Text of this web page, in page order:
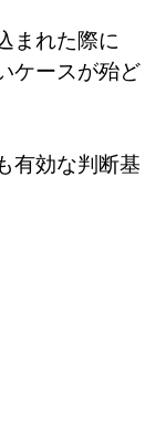
まれた際に
ケースが殆ど
有効な判断基